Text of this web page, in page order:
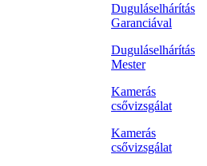
Duguláselhárítás
Garanciával
Duguláselhárítás
Mester
Kamerás
csővizsgálat
Kamerás
csővizsgálat